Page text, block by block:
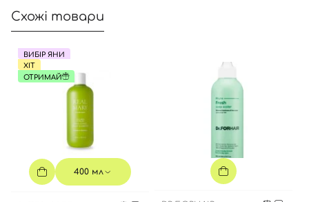
Схожі товари
ВИБІР ЯНИ
ХІТ
ОТРИМАЙ
400 мл